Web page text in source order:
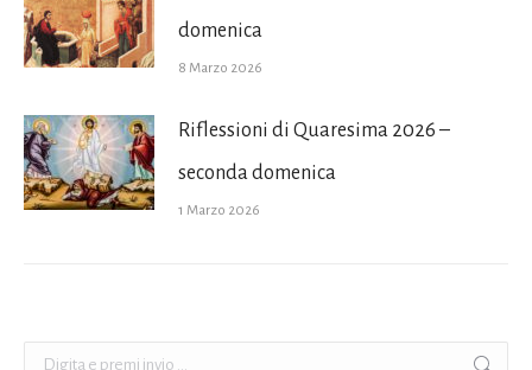
domenica
8 Marzo 2026
Riflessioni di Quaresima 2026 –
seconda domenica
1 Marzo 2026